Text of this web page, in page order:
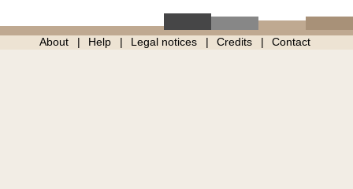
About Help Legal notices Credits Contact